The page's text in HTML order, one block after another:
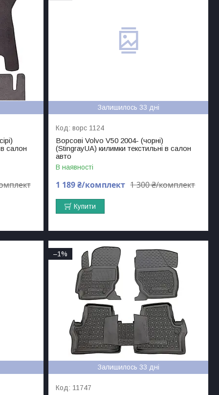
салон
Залишилось 33 дні
ворс 1124
Ворсові Volvo V50 2004- (чорні)
(StingrayUA) килимки текстильні в салон
авто
В наявності
1 300 ₴/комплект
1 189 ₴/комплект
Купити
–1%
Залишилось 33 дні
11747